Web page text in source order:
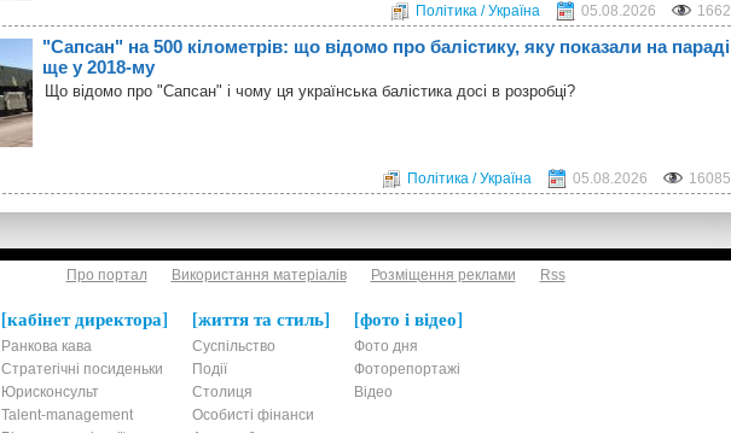
Політика / Україна 05.08.2026 1662
"Сапсан" на 500 кілометрів: що відомо про балістику, яку показали на параді
ще у 2018-му
Що відомо про "Сапсан" і чому ця українська балістика досі в розробці?
Політика / Україна 05.08.2026 16085
Про портал Використання матеріалів Розміщення реклами Rss
кабінет директора
Ранкова кава
Стратегічні посиденьки
Юрисконсульт
Talent-management
життя та стиль
Суспільство
Події
Столиця
Особисті фінанси
фото і відео
Фото дня
Фоторепортажі
Відео